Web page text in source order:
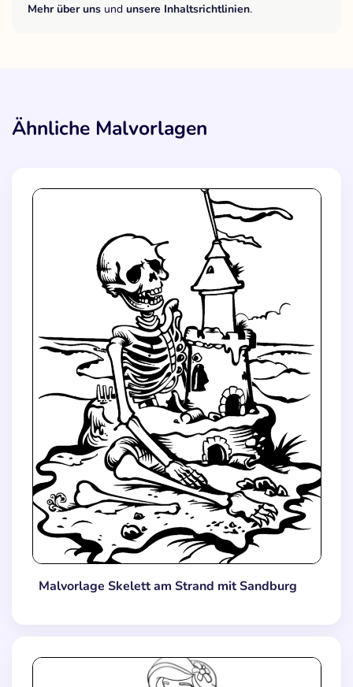
Mehr über uns und unsere Inhaltsrichtlinien.
Ähnliche Malvorlagen
Malvorlage Skelett am Strand mit Sandburg